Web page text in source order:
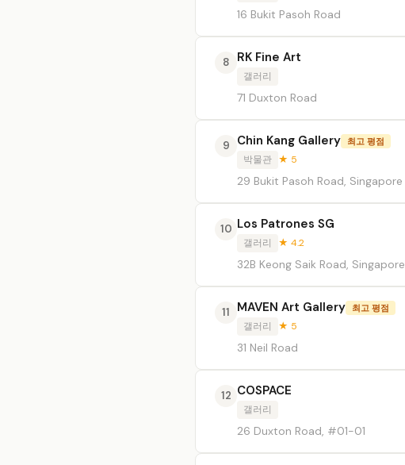
16 Bukit Pasoh Road
8 RK Fine Art
갤러리
71 Duxton Road
9 Chin Kang Gallery 최고 평점
박물관 ★ 5
29 Bukit Pasoh Road, Singapore
10 Los Patrones SG
갤러리 ★ 4.2
32B Keong Saik Road, Singapore
11 MAVEN Art Gallery 최고 평점
갤러리 ★ 5
31 Neil Road
12 COSPACE
갤러리
26 Duxton Road, #01-01